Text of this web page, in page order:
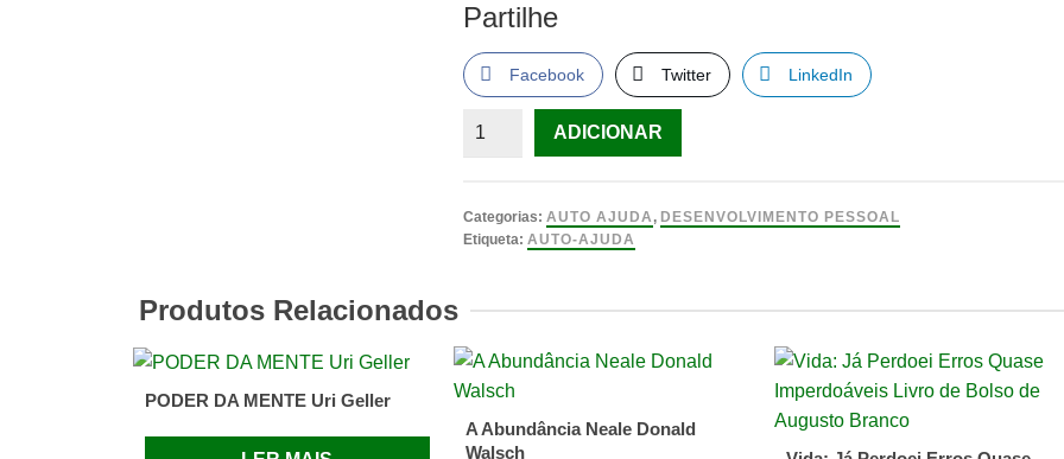
Partilhe
Facebook Twitter LinkedIn
Quantidade
o
Chocolate
Thubten
Yeshe
ADICIONAR
Categorias:AUTO AJUDA , DESENVOLVIMENTO PESSOAL
Etiqueta:AUTO-AJUDA
Produtos Relacionados
PODER DA MENTE Uri Geller
A Abundância Neale Donald
Walsch